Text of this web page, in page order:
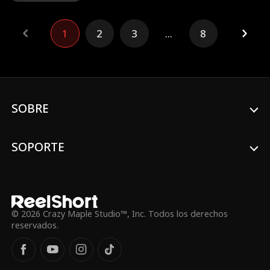
la verdad. ¿La tratará con respeto? Y la
desconsolada Seraphina, ¿cómo afrontará
esta complicada relación?
1 2 3 ... 8
SOBRE
SOPORTE
© 2026 Crazy Maple Studio™, Inc. Todos los derechos
reservados.